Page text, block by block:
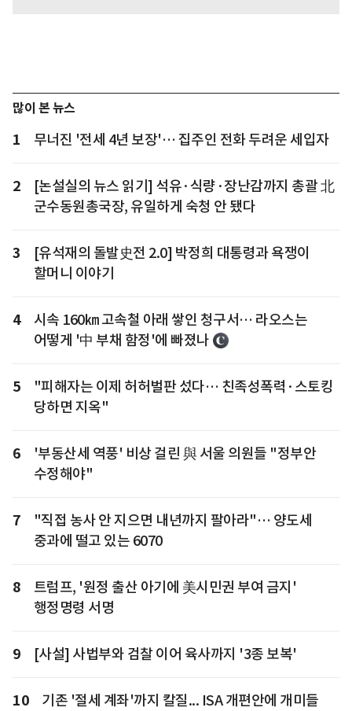
많이 본 뉴스
1 무너진 '전세 4년 보장'… 집주인 전화 두려운 세입자
2
[논설실의 뉴스 읽기] 석유·식량·장난감까지 총괄 北
군수동원총국장, 유일하게 숙청 안 됐다
3
[유석재의 돌발史전 2.0] 박정희 대통령과 욕쟁이
할머니 이야기
4
시속 160㎞ 고속철 아래 쌓인 청구서… 라오스는
어떻게 '中 부채 함정'에 빠졌나
5
"피해자는 이제 허허벌판 섰다… 친족성폭력·스토킹
당하면 지옥"
6
'부동산세 역풍' 비상 걸린 與 서울 의원들 "정부안
수정해야"
7
"직접 농사 안 지으면 내년까지 팔아라"… 양도세
중과에 떨고 있는 6070
8
트럼프, '원정 출산 아기에 美시민권 부여 금지'
행정명령 서명
9 [사설] 사법부와 검찰 이어 육사까지 '3종 보복'
10
기존 '절세 계좌'까지 칼질... ISA 개편안에 개미들